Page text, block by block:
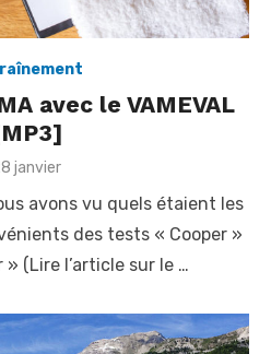
avec le VAMEVAL
janvier
avons vu quels étaient les
des tests « Cooper »
» (Lire l’article sur le …